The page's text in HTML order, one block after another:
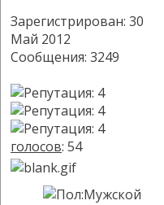
Зарегистрирован: 30
Май 2012
Сообщения: 3249
голосов: 54